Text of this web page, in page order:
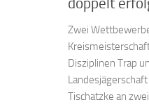
doppelt
Zwei
Disziplinen Trap
Tischatzke an